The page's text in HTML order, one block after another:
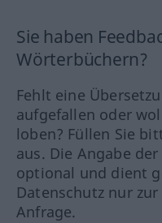
Sie haben
Wörterbüchern?
Fehlt eine
aufgefallen oder
loben? Füllen Sie
aus. Die Angabe
optional und dient
Datenschutz nur
Anfrage.